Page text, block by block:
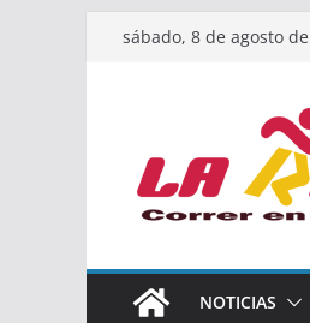
Saltarsábado, 8 de agosto
NOTICIAS